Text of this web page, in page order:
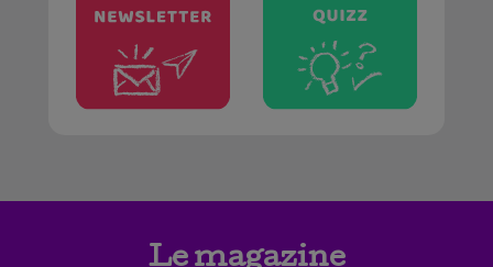
Le magazine